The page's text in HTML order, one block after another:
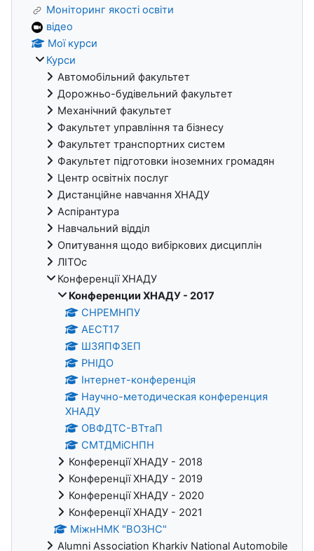
Моніторинг якості освіти
відео
Мої курси
Курси
Автомобільний факультет
Дорожньо-будівельний факультет
Механічний факультет
Факультет управління та бізнесу
Факультет транспортних систем
Факультет підготовки іноземних громадян
Центр освітніх послуг
Дистанційне навчання ХНАДУ
Аспірантура
Навчальний відділ
Опитування щодо вибіркових дисциплін
ЛІТОс
Конференції ХНАДУ
Конференции ХНАДУ - 2017
СНРЕМНПУ
АЕСТ17
ШЗЯПФЗЕП
РНІДО
Інтернет-конференція
Научно-методическая конференция
ХНАДУ
ОВФДТС-ВТтаП
СМТДМіСНПН
Конференції ХНАДУ - 2018
Конференції ХНАДУ - 2019
Конференції ХНАДУ - 2020
Конференції ХНАДУ - 2021
МіжнНМК "ВОЗНС"
Alumni Association Kharkiv National Automobile